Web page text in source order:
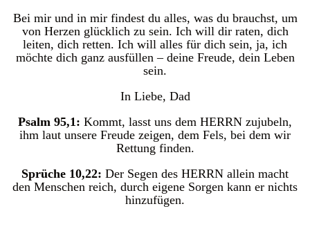
Bei mir und in mir findest du alles, was du brauchst, um
von Herzen glücklich zu sein. Ich will dir raten, dich
leiten, dich retten. Ich will alles für dich sein, ja, ich
möchte dich ganz ausfüllen – deine Freude, dein Leben
sein.
In Liebe, Dad
Psalm 95,1: Kommt, lasst uns dem HERRN zujubeln,
ihm laut unsere Freude zeigen, dem Fels, bei dem wir
Rettung finden.
Sprüche 10,22: Der Segen des HERRN allein macht
den Menschen reich, durch eigene Sorgen kann er nichts
hinzufügen.